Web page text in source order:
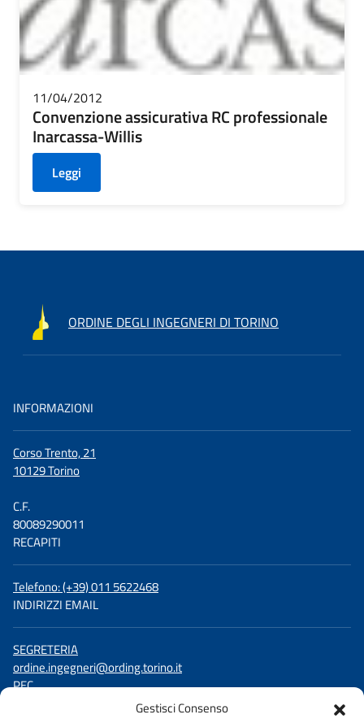
Gestisci Consenso
11/04/2012
Convenzione assicurativa RC professionale
Inarcassa-Willis
Leggi
ORDINE DEGLI INGEGNERI DI TORINO
INFORMAZIONI
Corso Trento, 21
10129 Torino
C.F.
80089290011
RECAPITI
Telefono: (+39) 011 5622468
INDIRIZZI EMAIL
SEGRETERIA
ordine.ingegneri@ording.torino.it
PEC
ordine.torino@ingpec.eu